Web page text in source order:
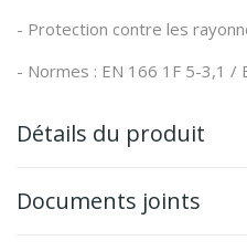
- Protection contre les
- Normes : EN 166 1F 5-3,1 /
Détails du produit
Documents joints